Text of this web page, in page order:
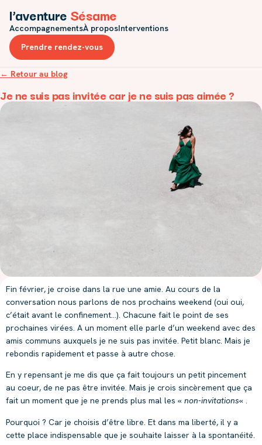
l’aventureSésame
AccompagnementsÀ proposInterventions
Prendre rendez-vous
← Retour au blog
Je ne suis pas invitée car je ne suis pas aimée ?
Fin février, je croise dans la rue une amie. Au cours de la
conversation nous parlons de nos prochains weekend (oui oui,
c’était avant le confinement…). Chacune fait le point de ses
prochaines virées. A un moment elle parle d’un weekend avec des
amis communs auxquels je ne suis pas invitée. Petit blanc. Mais je
rebondis rapidement et passe à autre chose.
En y repensant je me dis que ça fait toujours un petit pincement
au coeur, de ne pas être invitée. Mais je crois sincèrement que ça
fait un moment que je ne prends plus mal les « non-invitations« .
Pourquoi ? Car je choisis d’être libre. Et dans ma liberté, il y a
cette place indispensable que je souhaite laisser à la spontanéité.